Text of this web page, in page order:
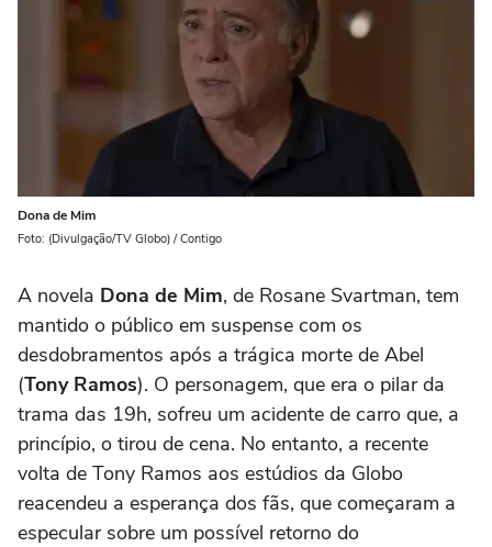
Dona de Mim
Foto: (Divulgação/TV Globo) / Contigo
A novela Dona de Mim, de Rosane Svartman, tem
mantido o público em suspense com os
desdobramentos após a trágica morte de Abel
(Tony Ramos). O personagem, que era o pilar da
trama das 19h, sofreu um acidente de carro que, a
princípio, o tirou de cena. No entanto, a recente
volta de Tony Ramos aos estúdios da Globo
reacendeu a esperança dos fãs, que começaram a
especular sobre um possível retorno do